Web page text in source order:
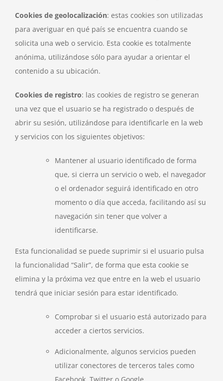
Cookies de geolocalización: estas cookies son utilizadas
para averiguar en qué país se encuentra cuando se
solicita una web o servicio. Esta cookie es totalmente
anónima, utilizándose sólo para ayudar a orientar el
contenido a su ubicación.
Cookies de registro: las cookies de registro se generan
una vez que el usuario se ha registrado o después de
abrir su sesión, utilizándose para identificarle en la web
y servicios con los siguientes objetivos:
Mantener al usuario identificado de forma
que, si cierra un servicio o web, el navegador
o el ordenador seguirá identificado en otro
momento o día que acceda, facilitando así su
navegación sin tener que volver a
identificarse.
Esta funcionalidad se puede suprimir si el usuario pulsa
la funcionalidad “Salir”, de forma que esta cookie se
elimina y la próxima vez que entre en la web el usuario
tendrá que iniciar sesión para estar identificado.
Comprobar si el usuario está autorizado para
acceder a ciertos servicios.
Adicionalmente, algunos servicios pueden
utilizar conectores de terceros tales como